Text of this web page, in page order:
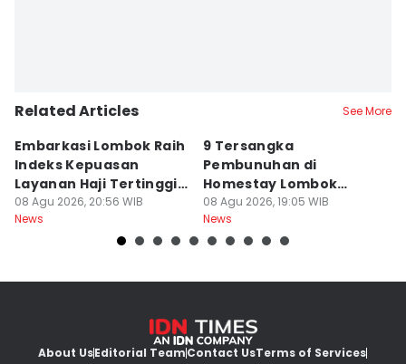
Related Articles See More
Embarkasi Lombok Raih
Indeks Kepuasan
Layanan Haji Tertinggi
Nasional
08 Agu 2026, 20:56 WIB
News
9 Tersangka
Pembunuhan di
Homestay Lombok
Barat Dilimpahkan ke
Jaksa
08 Agu 2026, 19:05 WIB
News
About UsEditorial TeamContact UsTerms of Services